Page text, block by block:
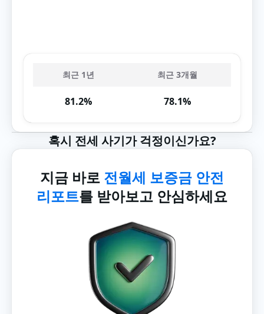
최근 1년 최근 3개월
81.2% 78.1%
혹시 전세 사기가 걱정이신가요?
지금 바로 전월세 보증금 안전
리포트를 받아보고 안심하세요